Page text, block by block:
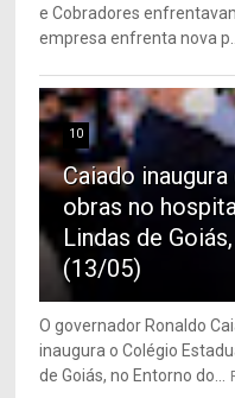
e Cobradores
empresa enfrenta nova
10
Caiado
obras no
Lindas de
(13/05)
O governador Ronaldo
inaugura o Colégio
de Goiás, no Entorno do...